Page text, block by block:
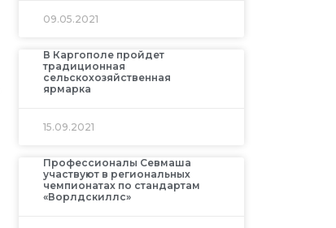
09.05.2021
В Каргополе пройдет
традиционная
сельскохозяйственная
ярмарка
15.09.2021
Профессионалы Севмаша
участвуют в региональных
чемпионатах по стандартам
«Ворлдскиллс»